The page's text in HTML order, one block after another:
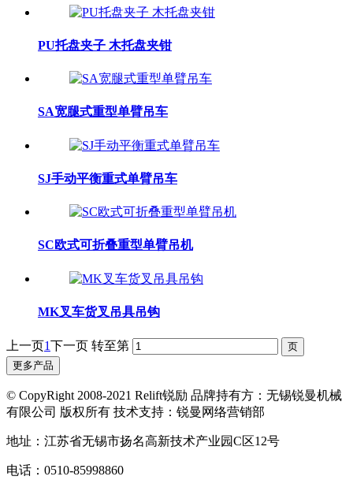
PU托盘夹子 木托盘夹钳
SA宽腿式重型单臂吊车
SJ手动平衡重式单臂吊车
SC欧式可折叠重型单臂吊机
MK叉车货叉吊具吊钩
上一页1下一页 转至第
更多产品
© CopyRight 2008-2021 Relift锐励 品牌持有方：无锡锐曼机械
有限公司 版权所有 技术支持：锐曼网络营销部
地址：江苏省无锡市扬名高新技术产业园C区12号
电话：0510-85998860